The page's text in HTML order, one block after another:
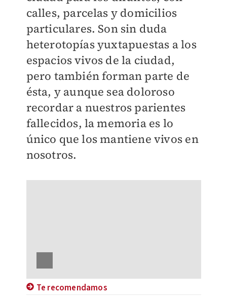
calles, parcelas y domicilios
particulares. Son sin duda
heterotopías yuxtapuestas a los
espacios vivos de la ciudad,
pero también forman parte de
ésta, y aunque sea doloroso
recordar a nuestros parientes
fallecidos, la memoria es lo
único que los mantiene vivos en
nosotros.
Te recomendamos